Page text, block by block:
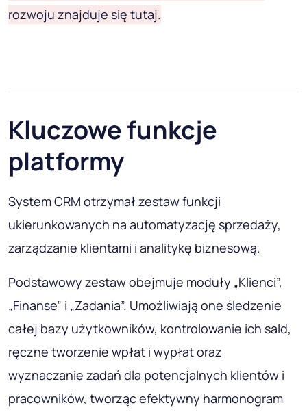
rozwoju znajduje się tutaj.
Kluczowe funkcje
platformy
System CRM otrzymał zestaw funkcji
ukierunkowanych na automatyzację sprzedaży,
zarządzanie klientami i analitykę biznesową.
Podstawowy zestaw obejmuje moduły „Klienci”,
„Finanse” i „Zadania”. Umożliwiają one śledzenie
całej bazy użytkowników, kontrolowanie ich sald,
ręczne tworzenie wpłat i wypłat oraz
wyznaczanie zadań dla potencjalnych klientów i
pracowników, tworząc efektywny harmonogram